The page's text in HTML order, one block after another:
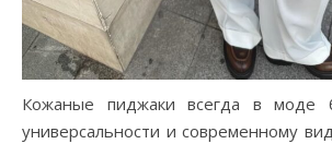
Кожаные пиджаки всегда в моде
универсальности и современному